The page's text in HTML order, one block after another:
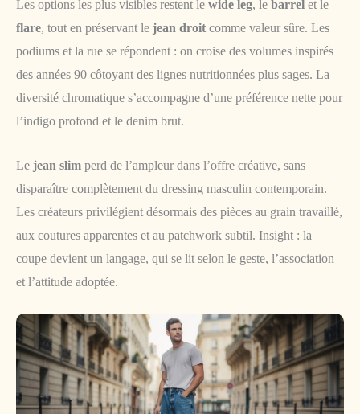
Les options les plus visibles restent le wide leg, le barrel et le
flare, tout en préservant le jean droit comme valeur sûre. Les
podiums et la rue se répondent : on croise des volumes inspirés
des années 90 côtoyant des lignes nutritionnées plus sages. La
diversité chromatique s’accompagne d’une préférence nette pour
l’indigo profond et le denim brut.
Le jean slim perd de l’ampleur dans l’offre créative, sans
disparaître complètement du dressing masculin contemporain.
Les créateurs privilégient désormais des pièces au grain travaillé,
aux coutures apparentes et au patchwork subtil. Insight : la
coupe devient un langage, qui se lit selon le geste, l’association
et l’attitude adoptée.